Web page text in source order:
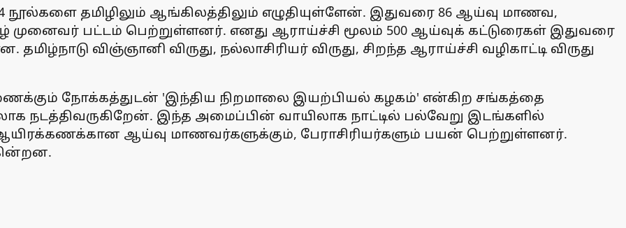
நூல்களை தமிழிலும் ஆங்கிலத்திலும் எழுதியுள்ளேன். இதுவரை 86 ஆய்வு மாணவ,
பட்டம் பெற்றுள்ளனர். எனது ஆராய்ச்சி மூலம் 500 ஆய்வுக் கட்டுரைகள் இதுவரை
விஞ்ஞானி விருது, நல்லாசிரியர் விருது, சிறந்த ஆராய்ச்சி வழிகாட்டி விருது
நோக்கத்துடன் 'இந்திய நிறமாலை இயற்பியல் கழகம்' என்கிற சங்கத்தை
நடத்திவருகிறேன். இந்த அமைப்பின் வாயிலாக நாட்டில் பல்வேறு இடங்களில்
ஆய்வு மாணவர்களுக்கும், பேராசிரியர்களும் பயன் பெற்றுள்ளனர்.